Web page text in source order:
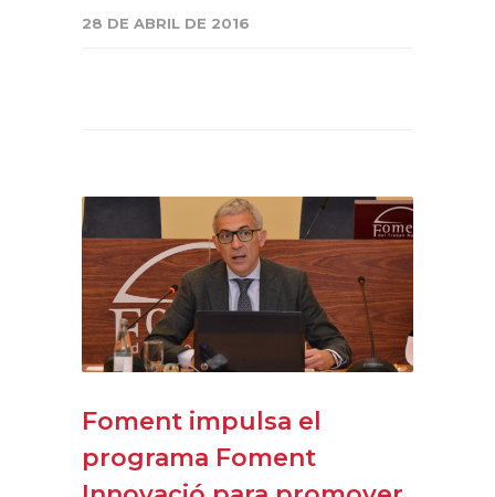
28 DE ABRIL DE 2016
Foment impulsa el
programa Foment